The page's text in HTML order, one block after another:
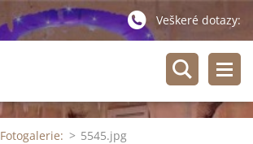
Veškeré dotazy:
Fotogalerie: > 5545.jpg